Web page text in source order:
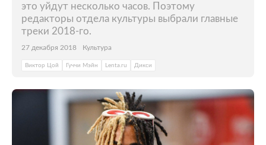
это уйдут несколько часов. Поэтому
редакторы отдела культуры выбрали главные
треки 2018-го.
27 декабря 2018 Культура
Виктор Цой Гуччи Мэйн Lenta.ru Дикси